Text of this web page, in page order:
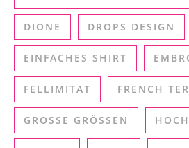
DIONE DROPS DESIGN
EINFACHES SHIRT
FELLIMITAT FRENCH
GROSSE GRÖSSEN